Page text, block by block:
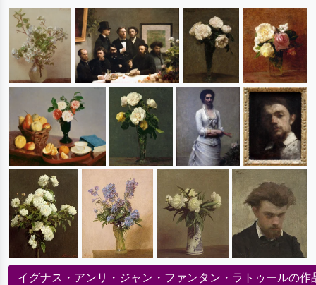
イグナス・アンリ・ジャン・ファンタン・ラトゥールの作